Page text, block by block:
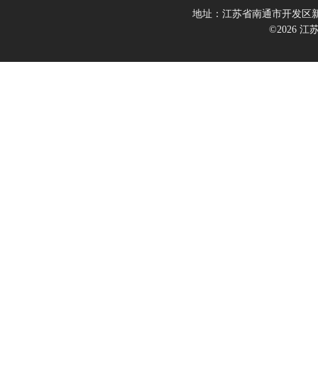
地址：江苏省南通市开发区
©2026 江